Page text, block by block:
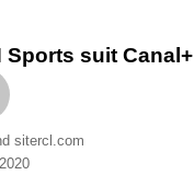
Sports suit Canal+
sitercl.com